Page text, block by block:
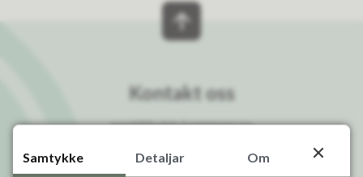
Kontakt oss
post@bykle.kommune.no
Org.nr.: 958 814 968 - Kommunenummer 4222
Samtykke Detaljar
Om